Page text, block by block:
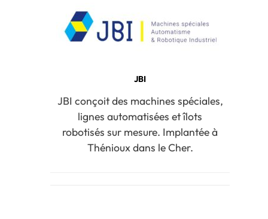
JBI
JBI conçoit des machines spéciales,
lignes automatisées et îlots
robotisés sur mesure. Implantée à
Thénioux dans le Cher.